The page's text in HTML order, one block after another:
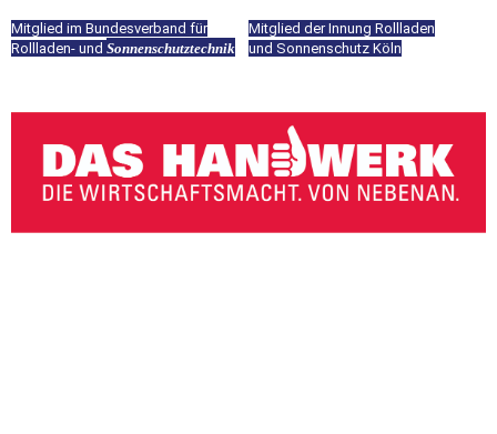
Mitglied im Bun­des­ver­band für
Rollladen- und Son­nen­schutz­tech­nik
Mitglied der Innung Rollladen
und Son­nen­schutz Köln